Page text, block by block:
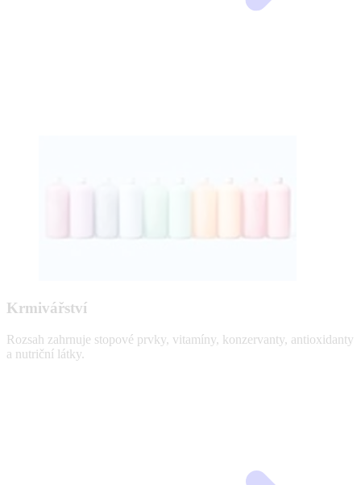
Krmivářství
Rozsah zahrnuje stopové prvky, vitamíny, konzervanty, antioxidanty
a nutriční látky.